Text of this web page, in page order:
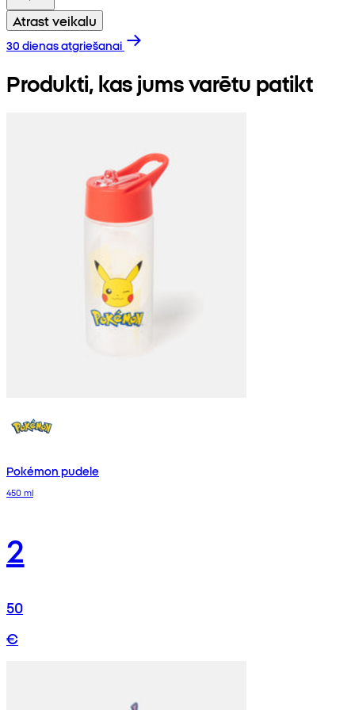
Atrast veikalu
30 dienas atgriešanai
Produkti, kas jums varētu patikt
Pokémon pudele
450 ml
2
50
€